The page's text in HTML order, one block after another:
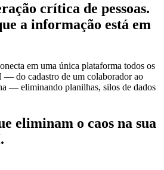
crítica de pessoas.
a informação está em
em uma única plataforma todos os
— do cadastro de um colaborador ao
— eliminando planilhas, silos de dados
eliminam o caos na sua